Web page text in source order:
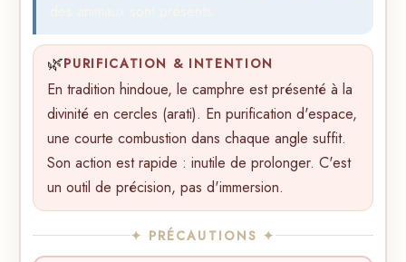
🌿PURIFICATION & INTENTION
En tradition hindoue, le camphre est présenté à la
divinité en cercles (arati). En purification d'espace,
une courte combustion dans chaque angle suffit.
Son action est rapide : inutile de prolonger. C'est
un outil de précision, pas d'immersion.
✦ PRÉCAUTIONS ✦